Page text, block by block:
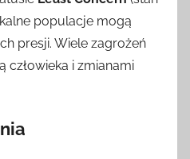
populacje mogą
presji. Wiele zagrożeń
człowieka i zmianami